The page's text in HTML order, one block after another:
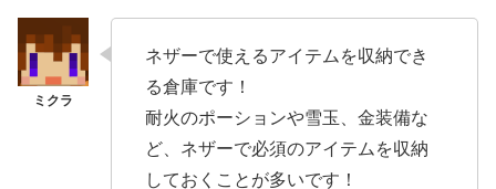
ネザーで使えるアイテムを収納でき
る倉庫です！
耐火のポーションや雪玉、金装備な
ど、ネザーで必須のアイテムを収納
しておくことが多いです！